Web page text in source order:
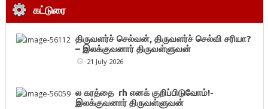
கட்டுரை
திருவளர்ச் செல்வன், திருவளர்ச் செல்வி சரியா?
– இலக்குவனார் திருவள்ளுவன்
21 July 2026
ல கரத்தை rh எனக் குறிப்பிடுவோம்!-
இலக்குவனார் திருவள்ளுவன்